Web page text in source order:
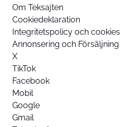
Om Teksajten
Cookiedeklaration
Integritetspolicy och cookies
Annonsering och Försäljning
X
TikTok
Facebook
Mobil
Google
Gmail